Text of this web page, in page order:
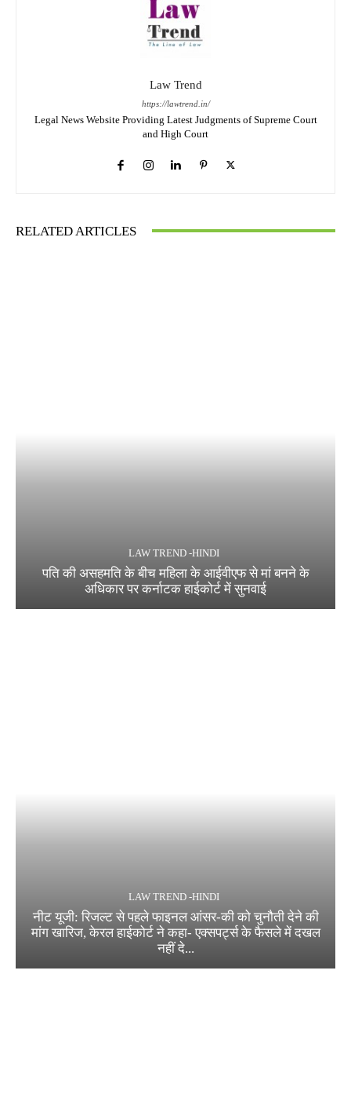
Law Trend
https://lawtrend.in/
Legal News Website Providing Latest Judgments of Supreme Court
and High Court
RELATED ARTICLES
LAW TREND -HINDI
पति की असहमति के बीच महिला के आईवीएफ से मां बनने के
अधिकार पर कर्नाटक हाईकोर्ट में सुनवाई
LAW TREND -HINDI
नीट यूजी: रिजल्ट से पहले फाइनल आंसर-की को चुनौती देने की
मांग खारिज, केरल हाईकोर्ट ने कहा- एक्सपर्ट्स के फैसले में दखल
नहीं दे...